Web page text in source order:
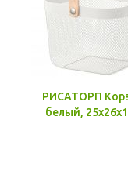
РИСАТОРП
белый,